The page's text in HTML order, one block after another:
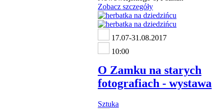
Zobacz szczegóły
17.07-31.08.2017
10:00
O Zamku na starych
fotografiach - wystawa
Sztuka